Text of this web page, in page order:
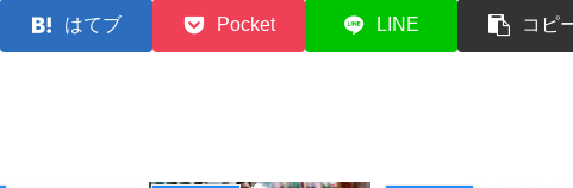
はてブ Pocket LINE コピ